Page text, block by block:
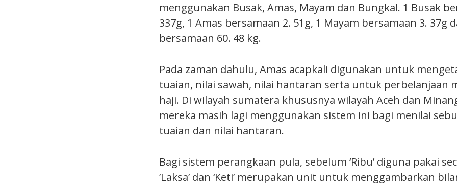
menggunakan Busak, Amas, Mayam dan Bungkal. 1 Busak
337g, 1 Amas bersamaan 2. 51g, 1 Mayam bersamaan 3. 37g
bersamaan 60. 48 kg.
Pada zaman dahulu, Amas acapkali digunakan untuk
tuaian, nilai sawah, nilai hantaran serta untuk perbelanjaan
haji. Di wilayah sumatera khususnya wilayah Aceh dan
mereka masih lagi menggunakan sistem ini bagi menilai
tuaian dan nilai hantaran.
Bagi sistem perangkaan pula, sebelum ‘Ribu’ diguna pakai
’Laksa’ dan ‘Keti’ merupakan unit untuk menggambarkan